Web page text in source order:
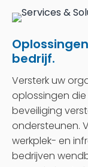
bedrijf.
Versterk uw
oplossingen
beveiliging
ondersteunen.
werkplek- en
bedrijven